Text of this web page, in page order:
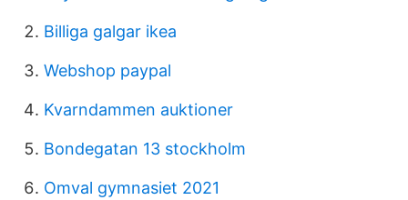
Billiga galgar ikea
Webshop paypal
Kvarndammen auktioner
Bondegatan 13 stockholm
Omval gymnasiet 2021